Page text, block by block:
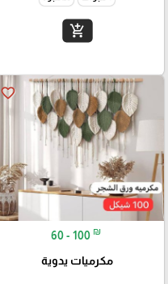
add_shopping_cart
favorite_border
60 - 100 ₪
مكرميات يدوية